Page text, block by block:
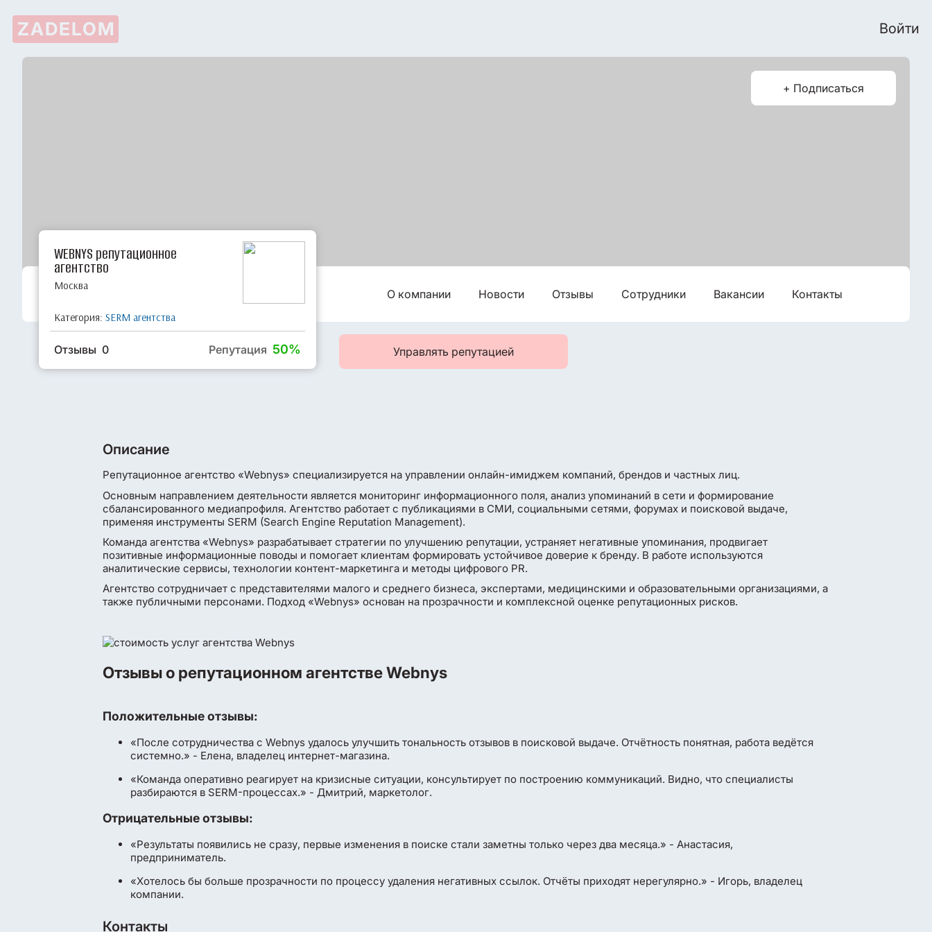
ZADELOM Войти
+ Подписаться
WEBNYS репутационное
агентство
Москва
Категория: SERM агентства
Репутация 50%
Отзывы 0
О компании Новости Отзывы Сотрудники Вакансии Контакты
Управлять репутацией
Описание
Репутационное агентство «Webnys» специализируется на управлении онлайн-имиджем компаний, брендов и частных лиц.
Основным направлением деятельности является мониторинг информационного поля, анализ упоминаний в сети и формирование
сбалансированного медиапрофиля. Агентство работает с публикациями в СМИ, социальными сетями, форумах и поисковой выдаче,
применяя инструменты SERM (Search Engine Reputation Management).
Команда агентства «Webnys» разрабатывает стратегии по улучшению репутации, устраняет негативные упоминания, продвигает
позитивные информационные поводы и помогает клиентам формировать устойчивое доверие к бренду. В работе используются
аналитические сервисы, технологии контент-маркетинга и методы цифрового PR.
Агентство сотрудничает с представителями малого и среднего бизнеса, экспертами, медицинскими и образовательными организациями, а
также публичными персонами. Подход «Webnys» основан на прозрачности и комплексной оценке репутационных рисков.
Отзывы о репутационном агентстве Webnys
Положительные отзывы:
«После сотрудничества с Webnys удалось улучшить тональность отзывов в поисковой выдаче. Отчётность понятная, работа ведётся
системно.» - Елена, владелец интернет-магазина.
«Команда оперативно реагирует на кризисные ситуации, консультирует по построению коммуникаций. Видно, что специалисты
разбираются в SERM-процессах.» - Дмитрий, маркетолог.
Отрицательные отзывы:
«Результаты появились не сразу, первые изменения в поиске стали заметны только через два месяца.» - Анастасия,
предприниматель.
«Хотелось бы больше прозрачности по процессу удаления негативных ссылок. Отчёты приходят нерегулярно.» - Игорь, владелец
компании.
Контакты